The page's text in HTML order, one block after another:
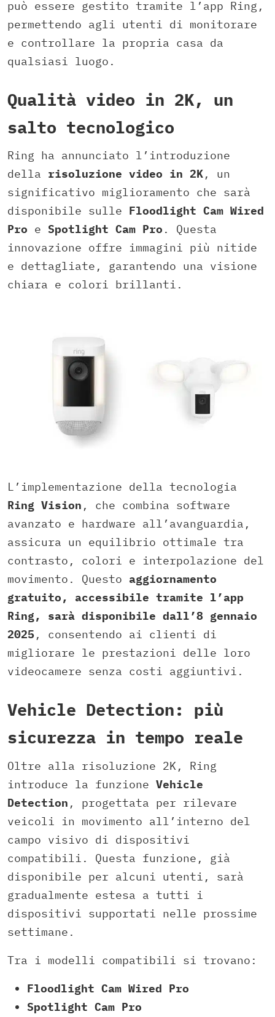
può essere gestito tramite l’app Ring,
permettendo agli utenti di monitorare
e controllare la propria casa da
qualsiasi luogo.
Qualità video in 2K, un
salto tecnologico
Ring ha annunciato l’introduzione
della risoluzione video in 2K, un
significativo miglioramento che sarà
disponibile sulle Floodlight Cam Wired
Pro e Spotlight Cam Pro . Questa
innovazione offre immagini più nitide
e dettagliate, garantendo una visione
chiara e colori brillanti.
L’implementazione della tecnologia
Ring Vision , che combina software
avanzato e hardware all’avanguardia,
assicura un equilibrio ottimale tra
contrasto, colori e interpolazione del
movimento. Questo aggiornamento
gratuito, accessibile tramite l’app
Ring, sarà disponibile dall’8 gennaio
2025, consentendo ai clienti di
migliorare le prestazioni delle loro
videocamere senza costi aggiuntivi.
Vehicle Detection: più
sicurezza in tempo reale
Oltre alla risoluzione 2K, Ring
introduce la funzione Vehicle
Detection , progettata per rilevare
veicoli in movimento all’interno del
campo visivo di dispositivi
compatibili. Questa funzione, già
disponibile per alcuni utenti, sarà
gradualmente estesa a tutti i
dispositivi supportati nelle prossime
settimane.
Tra i modelli compatibili si trovano:
Floodlight Cam Wired Pro
Spotlight Cam Pro